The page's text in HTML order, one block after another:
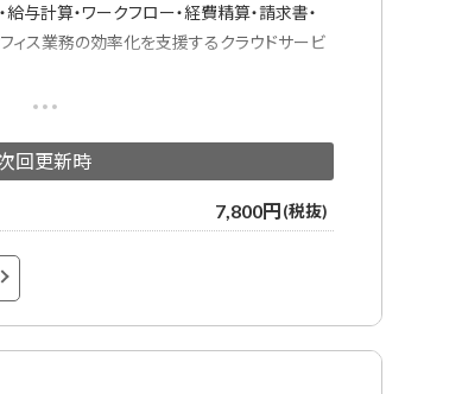
与計算・ワークフロー・経費精算・請求書・
ィス業務の効率化を支援するクラウドサービ
タをジンジャーに集約し、「1つのデータベー
明細、年調計算、その他機能多数
費用が必要となります。
回更新時
7,800円(税抜)